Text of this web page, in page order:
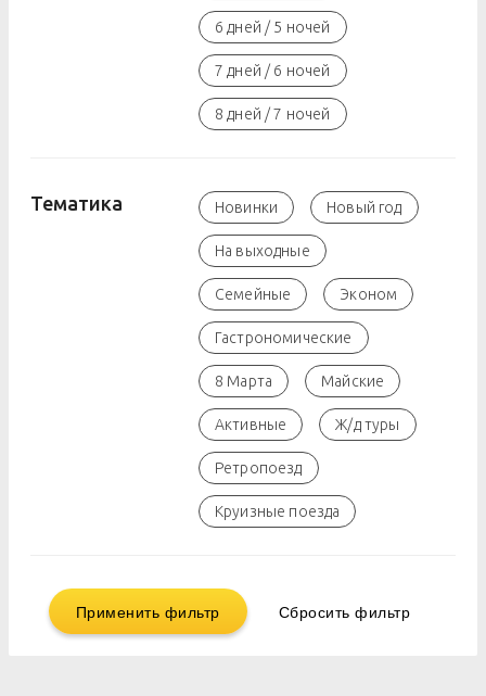
6 дней / 5 ночей
7 дней / 6 ночей
8 дней / 7 ночей
Тематика Новинки Новый год
На выходные
Семейные Эконом
Гастрономические
8 Марта Майские
Активные Ж/д туры
Ретропоезд
Круизные поезда
Применить фильтр Сбросить фильтр